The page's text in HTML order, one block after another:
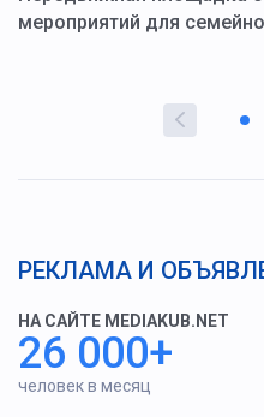
мероприятий для
РЕКЛАМА И
НА САЙТЕ MEDIAKUB.NET
26 000+
человек в месяц